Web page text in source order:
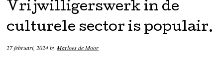
Vrijwilligerswerk in de
culturele sector is populair.
27 februari, 2024byMarloes de Moor